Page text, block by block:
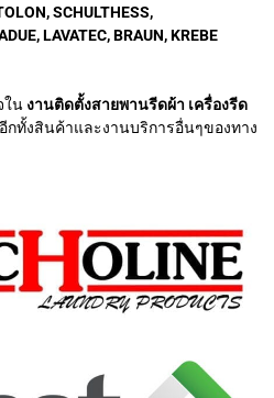
SCHULTHESS,
LAVATEC, BRAUN, KREBE
ใน งานติดตั้งสายพานรีดผ้า เครื่องรีด
อีกทั้งสินค้าและงานบริการอื่นๆของทาง